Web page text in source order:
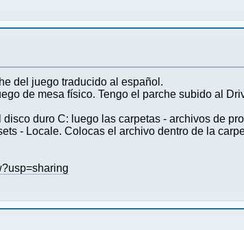
del juego traducido al español.
de mesa físico. Tengo el parche subido al
duro C: luego las carpetas - archivos de
- Locale. Colocas el archivo dentro de la